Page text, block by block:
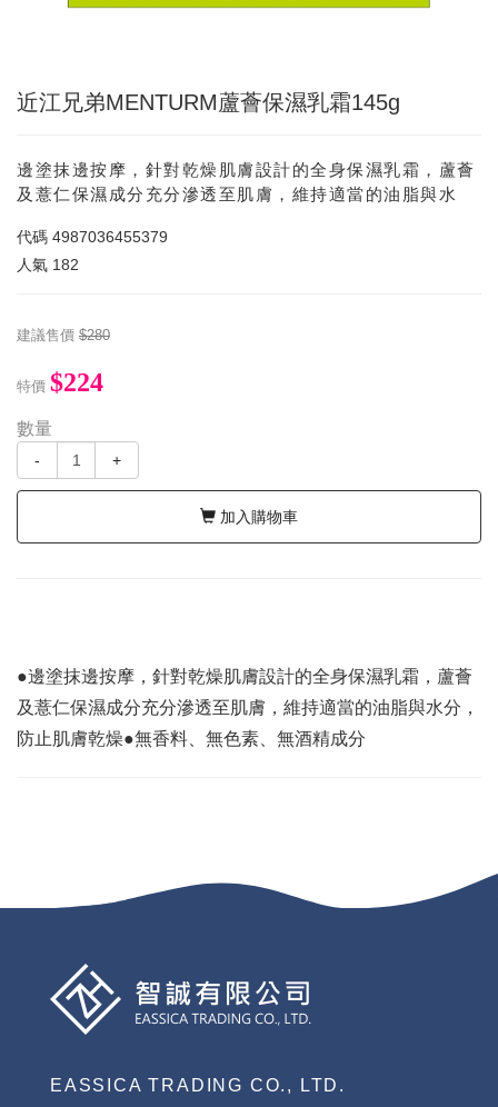
近江兄弟MENTURM蘆薈保濕乳霜145g
邊塗抹邊按摩，針對乾燥肌膚設計的全身保濕乳霜，蘆薈
及薏仁保濕成分充分滲透至肌膚，維持適當的油脂與水
代碼 4987036455379
人氣 182
建議售價 $280
特價 $224
數量
- +
加入購物車
●邊塗抹邊按摩，針對乾燥肌膚設計的全身保濕乳霜，蘆薈
及薏仁保濕成分充分滲透至肌膚，維持適當的油脂與水分，
防止肌膚乾燥●無香料、無色素、無酒精成分
EASSICA TRADING CO., LTD.